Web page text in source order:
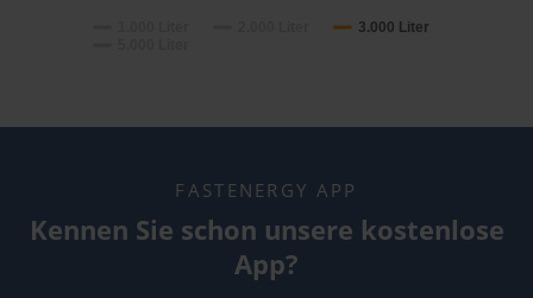
3.000 Liter
FASTENERGY APP
Kennen Sie schon unsere kostenlose
App?